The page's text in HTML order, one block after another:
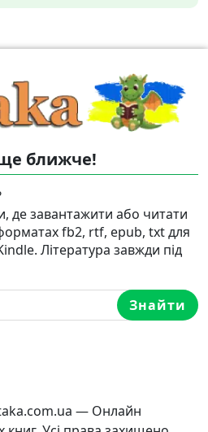
ближче!
де завантажити або читати
fb2, rtf, epub, txt для
Література завжди під
Знайти
— Онлайн